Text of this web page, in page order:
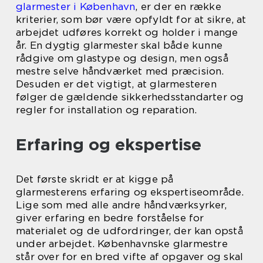
glarmester i København, er der en række
kriterier, som bør være opfyldt for at sikre, at
arbejdet udføres korrekt og holder i mange
år. En dygtig glarmester skal både kunne
rådgive om glastype og design, men også
mestre selve håndværket med præcision.
Desuden er det vigtigt, at glarmesteren
følger de gældende sikkerhedsstandarter og
regler for installation og reparation.
Erfaring og ekspertise
Det første skridt er at kigge på
glarmesterens erfaring og ekspertiseområde.
Lige som med alle andre håndværksyrker,
giver erfaring en bedre forståelse for
materialet og de udfordringer, der kan opstå
under arbejdet. Københavnske glarmestre
står over for en bred vifte af opgaver og skal